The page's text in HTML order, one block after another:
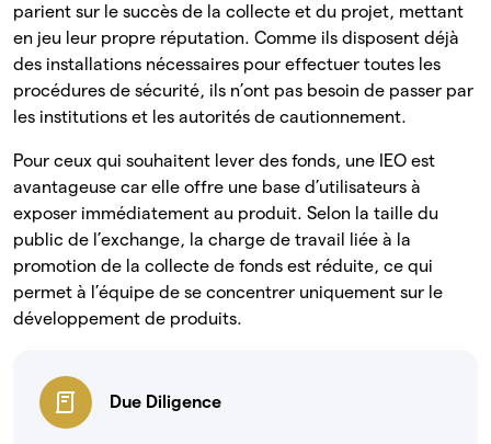
parient sur le succès de la collecte et du projet, mettant
en jeu leur propre réputation. Comme ils disposent déjà
des installations nécessaires pour effectuer toutes les
procédures de sécurité, ils n’ont pas besoin de passer par
les institutions et les autorités de cautionnement.
Pour ceux qui souhaitent lever des fonds, une IEO est
avantageuse car elle offre une base d’utilisateurs à
exposer immédiatement au produit. Selon la taille du
public de l’exchange, la charge de travail liée à la
promotion de la collecte de fonds est réduite, ce qui
permet à l’équipe de se concentrer uniquement sur le
développement de produits.
Due Diligence